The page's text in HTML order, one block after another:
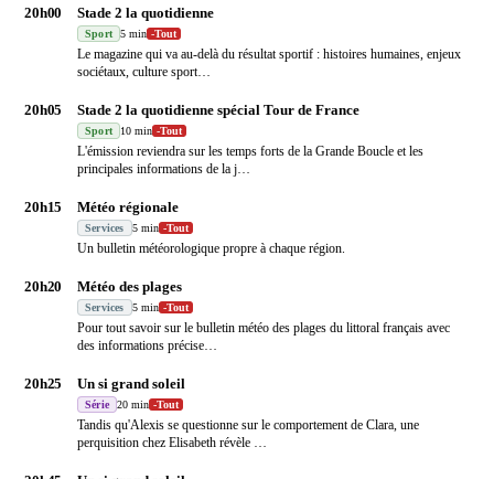
20h00 Stade 2 la quotidienne
Sport 5 min -Tout
Le magazine qui va au-delà du résultat sportif : histoires humaines, enjeux
sociétaux, culture sport…
20h05 Stade 2 la quotidienne spécial Tour de France
Sport 10 min -Tout
L'émission reviendra sur les temps forts de la Grande Boucle et les
principales informations de la j…
20h15 Météo régionale
Services 5 min -Tout
Un bulletin météorologique propre à chaque région.
20h20 Météo des plages
Services 5 min -Tout
Pour tout savoir sur le bulletin météo des plages du littoral français avec
des informations précise…
20h25 Un si grand soleil
Série 20 min -Tout
Tandis qu'Alexis se questionne sur le comportement de Clara, une
perquisition chez Elisabeth révèle …